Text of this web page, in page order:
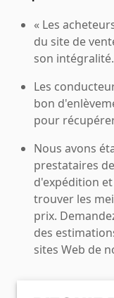
« Les
du site de
son intégralité.
Les
bon
pour
Nous avons
prestataires
d'expédition
trouver les
prix.
des
sites Web de